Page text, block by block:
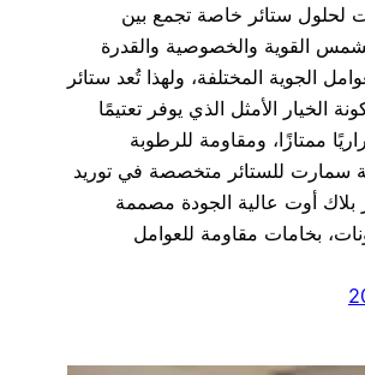
لحلول ستائر خاصة تجمع بين
القوية والخصوصية والقدرة
الجوية المختلفة، ولهذا تُعد ستائر
الخيار الأمثل الذي يوفر تعتيمًا
ممتازًا، ومقاومة للرطوبة
سمارت للستائر متخصصة في توريد
بلاك أوت عالية الجودة مصممة
بخامات مقاومة للعوامل